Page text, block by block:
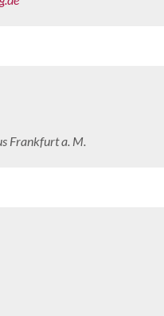
Frankfurt a. M.